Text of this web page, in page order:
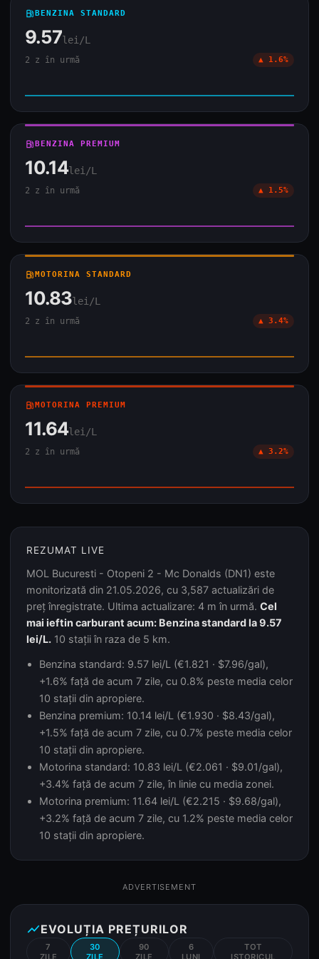
local_gas_stationBENZINA STANDARD
9.57lei/L
2 z în urmă ▲ 1.6%
local_gas_stationBENZINA PREMIUM
10.14lei/L
2 z în urmă ▲ 1.5%
local_gas_stationMOTORINA STANDARD
10.83lei/L
2 z în urmă ▲ 3.4%
local_gas_stationMOTORINA PREMIUM
11.64lei/L
2 z în urmă ▲ 3.2%
REZUMAT LIVE
MOL Bucuresti - Otopeni 2 - Mc Donalds (DN1) este
monitorizată din 21.05.2026, cu 3,587 actualizări de
preț înregistrate. Ultima actualizare: 4 m în urmă. Cel
mai ieftin carburant acum: Benzina standard la 9.57
lei/L. 10 stații în raza de 5 km.
Benzina standard: 9.57 lei/L (€1.821 · $7.96/gal),
+1.6% față de acum 7 zile, cu 0.8% peste media celor
10 stații din apropiere.
Benzina premium: 10.14 lei/L (€1.930 · $8.43/gal),
+1.5% față de acum 7 zile, cu 0.7% peste media celor
10 stații din apropiere.
Motorina standard: 10.83 lei/L (€2.061 · $9.01/gal),
+3.4% față de acum 7 zile, în linie cu media zonei.
Motorina premium: 11.64 lei/L (€2.215 · $9.68/gal),
+3.2% față de acum 7 zile, cu 1.2% peste media celor
10 stații din apropiere.
ADVERTISEMENT
show_chartEVOLUȚIA PREȚURILOR
7
ZILE
30
ZILE
90
ZILE
6
LUNI
TOT
ISTORICUL